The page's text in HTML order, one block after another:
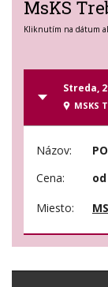
MsKS
Kliknutím na dátum
Streda,
MSKS
Názov:
Cena:
Miesto: